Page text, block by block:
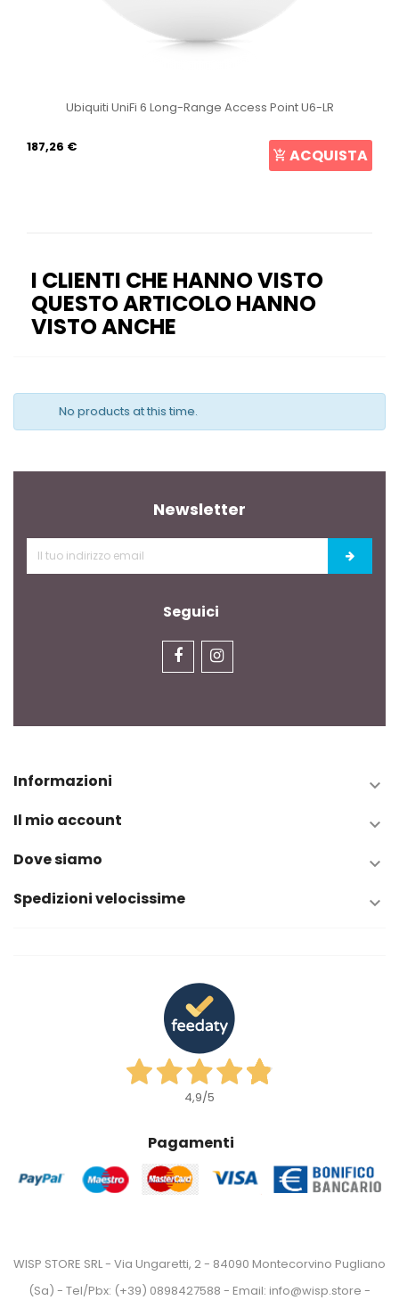
Ubiquiti UniFi 6 Long-Range Access Point U6-LR
187,26 € ACQUISTA
I CLIENTI CHE HANNO VISTO
QUESTO ARTICOLO HANNO
VISTO ANCHE
No products at this time.
Newsletter
Seguici
Informazioni 
Il mio account 
Dove siamo 
Spedizioni velocissime 
4,9/5
Pagamenti
WISP STORE SRL - Via Ungaretti, 2 - 84090 Montecorvino Pugliano
(Sa) - Tel/Pbx: (+39) 0898427588 - Email: info@wisp.store -